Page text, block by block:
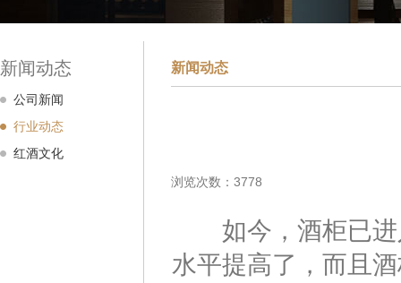
新闻动态
公司新闻
行业动态
红酒文化
新闻动态
浏览次数：3778
如今，酒柜已进
水平提高了，而且